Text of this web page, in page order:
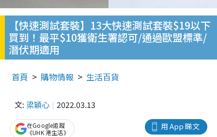
【快速測試套裝】13大快速測試套裝$19以下
買到！最平$10獲衛生署認可/通過歐盟標準/
潛伏期適用
首頁 購物情報 生活百貨
文: 梁穎心 2022.03.13
用 App 睇文
在Google追蹤
《UHK 港生活》